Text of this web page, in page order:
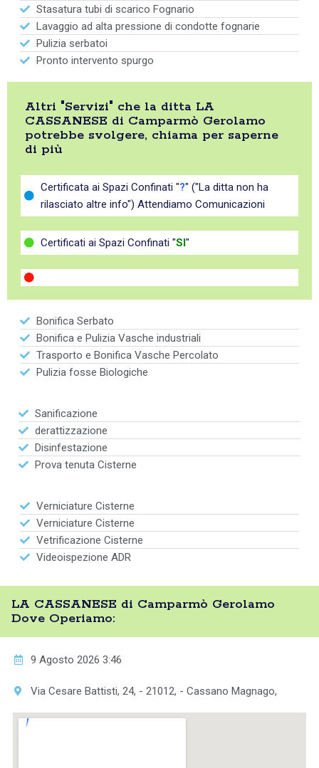
Stasatura tubi di scarico Fognario
Lavaggio ad alta pressione di condotte fognarie
Pulizia serbatoi
Pronto intervento spurgo
Altri "Servizi" che la ditta LA
CASSANESE di Camparmò Gerolamo
potrebbe svolgere, chiama per saperne
di più
Certificata ai Spazi Confinati "?" ("La ditta non ha
rilasciato altre info") Attendiamo Comunicazioni
Certificati ai Spazi Confinati "SI "
Bonifica Serbato
Bonifica e Pulizia Vasche industriali
Trasporto e Bonifica Vasche Percolato
Pulizia fosse Biologiche
Sanificazione
derattizzazione
Disinfestazione
Prova tenuta Cisterne
Verniciature Cisterne
Verniciature Cisterne
Vetrificazione Cisterne
Videoispezione ADR
LA CASSANESE di Camparmò Gerolamo
Dove Operiamo:
9 Agosto 2026 3:46
Via Cesare Battisti, 24, - 21012, - Cassano Magnago,